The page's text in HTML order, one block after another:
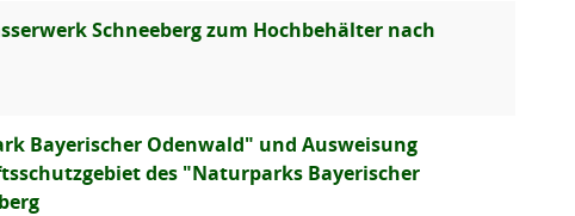
Schneeberg zum Hochbehälter nach
Bayerischer Odenwald" und Ausweisung
des "Naturparks Bayerischer